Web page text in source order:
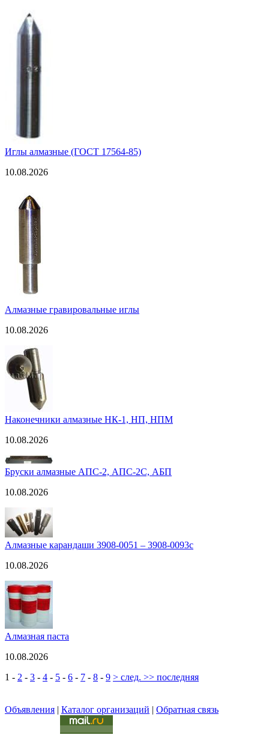
Иглы алмазные (ГОСТ 17564-85)
10.08.2026
Алмазные гравировальные иглы
10.08.2026
Наконечники алмазные НК-1, НП, НПМ
10.08.2026
Бруски алмазные АПС-2, АПС-2С, АБП
10.08.2026
Алмазные карандаши 3908-0051 – 3908-0093с
10.08.2026
Алмазная паста
10.08.2026
1 - 2 - 3 - 4 - 5 - 6 - 7 - 8 - 9 > след. >> последняя
Объявления | Каталог организаций | Обратная связь